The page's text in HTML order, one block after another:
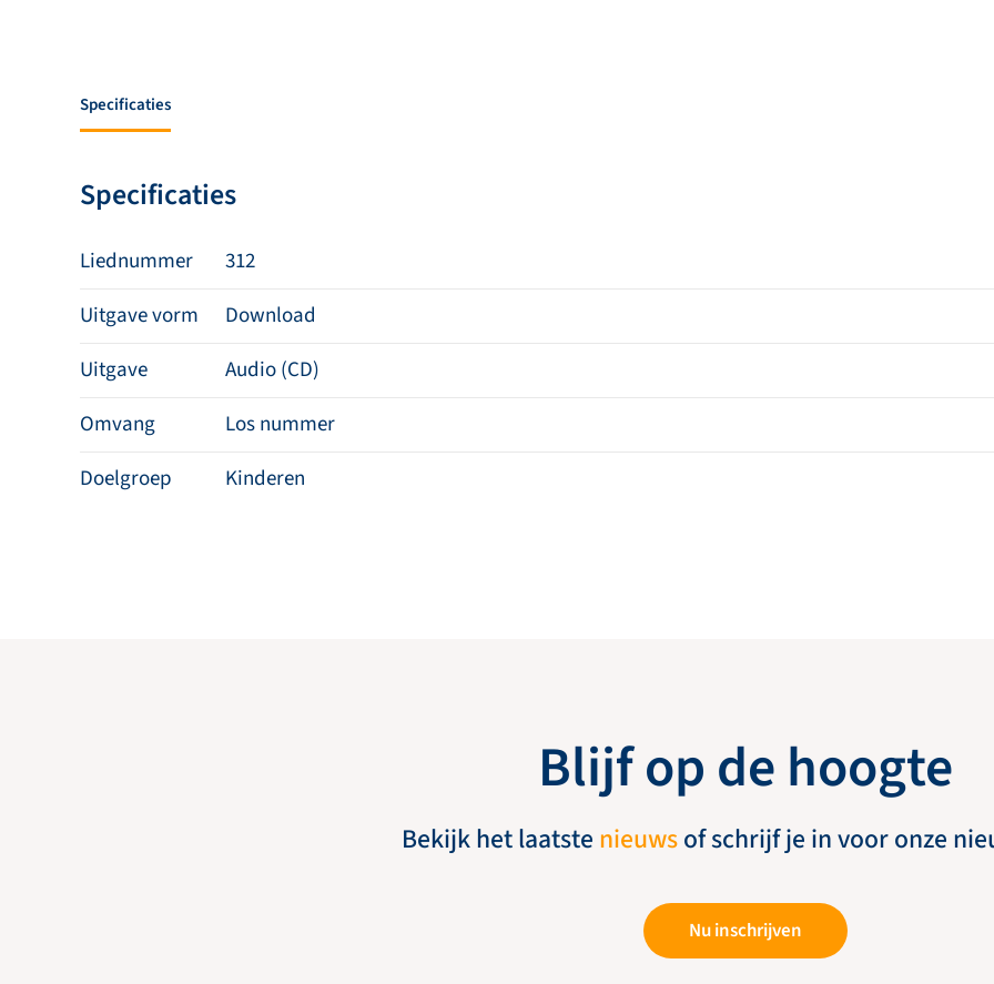
Specificaties
Specificaties
Liednummer
312
Uitgave vorm
Download
Uitgave
Audio (CD)
Omvang
Los nummer
Doelgroep
Kinderen
Blijf op de hoogte
Bekijk het laatste nieuwsof schrijf je in voor onze
Nu inschrijven